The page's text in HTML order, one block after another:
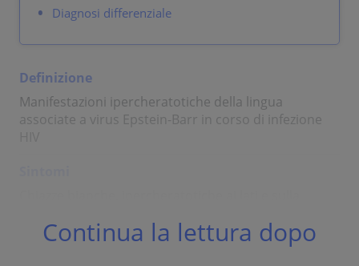
Diagnosi differenziale
Definizione
Manifestazioni ipercheratotiche della lingua
associate a virus Epstein-Barr in corso di infezione
scollate (a differenza della candidiasi)
Continua la lettura dopo